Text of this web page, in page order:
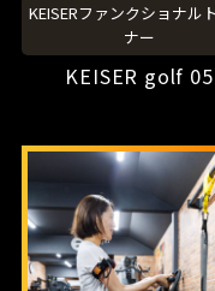
KEISERファンクショナル
ナー
KEISER golf 05